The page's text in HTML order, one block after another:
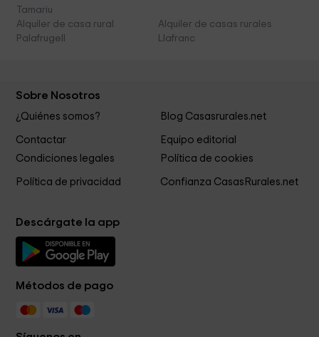
Tamariu
Alquiler de casa rural
Palafrugell
Alquiler de casas rurales
Llafranc
Sobre Nosotros
¿Quiénes somos? Blog Casasrurales.net
Contactar
Equipo editorial
Condiciones legales
Política de cookies
Política de privacidad Confianza CasasRurales.net
Descárgate la app
Métodos de pago